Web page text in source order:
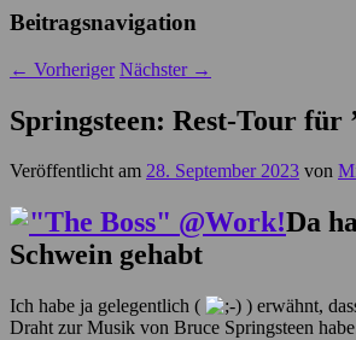
Beitragsnavigation
← Vorheriger Nächster →
Springsteen: Rest-Tour für
Veröffentlicht am 28. September 2023 von
Da
Schwein gehabt
Ich habe ja gelegentlich (
) erwähnt,
Draht zur Musik von Bruce Springsteen